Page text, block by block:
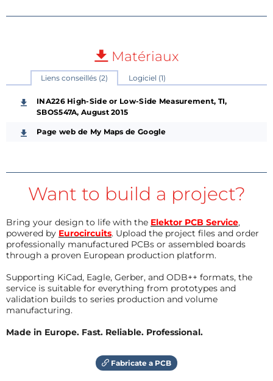
Matériaux
Liens conseillés (2) Logiciel (1)
INA226 High-Side or Low-Side Measurement, TI,
SBOS547A, August 2015
Page web de My Maps de Google
Want to build a project?
Bring your design to life with the Elektor PCB Service,
powered by Eurocircuits. Upload the project files and order
professionally manufactured PCBs or assembled boards
through a proven European production platform.
Supporting KiCad, Eagle, Gerber, and ODB++ formats, the
service is suitable for everything from prototypes and
validation builds to series production and volume
manufacturing.
Made in Europe. Fast. Reliable. Professional.
Fabricate a PCB